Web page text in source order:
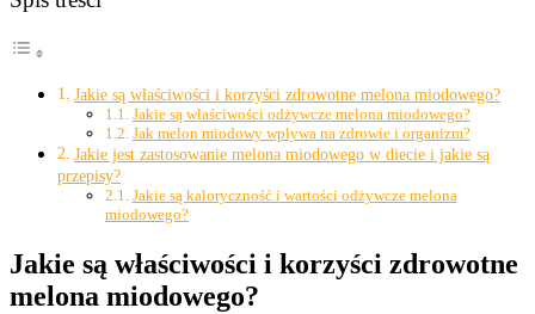
Jakie są właściwości i korzyści zdrowotne melona miodowego?
Jakie są właściwości odżywcze melona miodowego?
Jak melon miodowy wpływa na zdrowie i organizm?
Jakie jest zastosowanie melona miodowego w diecie i jakie są
przepisy?
Jakie są kaloryczność i wartości odżywcze melona
miodowego?
Jakie są właściwości i korzyści zdrowotne
melona miodowego?